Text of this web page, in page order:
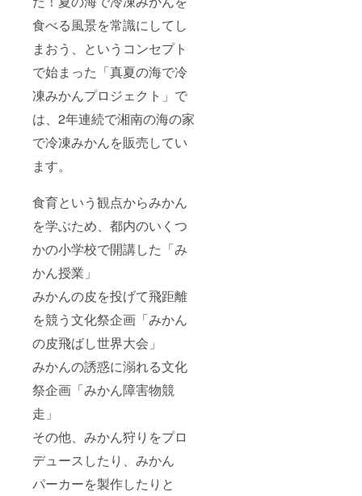
食べる風景を常識にしてし
まおう、というコンセプト
で始まった「真夏の海で冷
凍みかんプロジェクト」で
は、2年連続で湘南の海の家
で冷凍みかんを販売してい
ます。
食育という観点からみかん
を学ぶため、都内のいくつ
かの小学校で開講した「み
かん授業」
みかんの皮を投げて飛距離
を競う文化祭企画「みかん
の皮飛ばし世界大会」
みかんの誘惑に溺れる文化
祭企画「みかん障害物競
走」
その他、みかん狩りをプロ
デュースしたり、みかん
パーカーを製作したりと